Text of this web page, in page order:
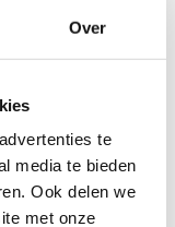
Over
te
media te bieden
Ook delen we
met onze
bij 40 graden
het milieu wordt
dus niet
blijft het water